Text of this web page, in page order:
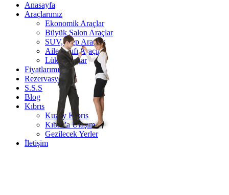
Anasayfa
Araçlarımız
Ekonomik Araçlar
Büyük Salon Araçlar
SUV, Jeep Araçlar
Aile Sınıfı Araçlar
Lüks Araçlar
Fiyatlarımız
Rezervasyon
S.S.S
Blog
Kıbrıs
Kuzey Kıbrıs
Kıbrıs'a Ulaşım
Gezilecek Yerler
İletişim